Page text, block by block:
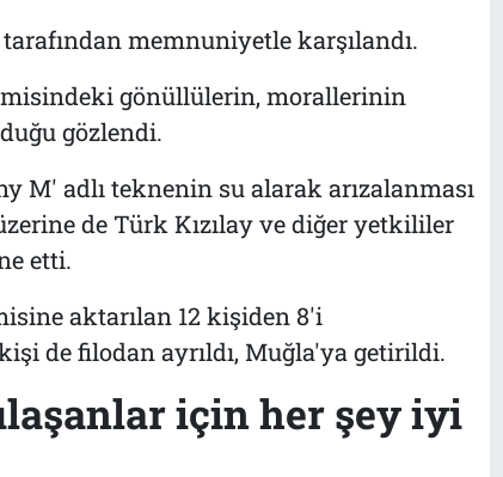
memnuniyetle karşılandı.
gönüllülerin, morallerinin
gözlendi.
M' adlı teknenin su alarak arızalanması
de Türk Kızılay ve diğer yetkililer
etti.
aktarılan 12 kişiden 8'i
de filodan ayrıldı, Muğla'ya getirildi.
için her şey iyi